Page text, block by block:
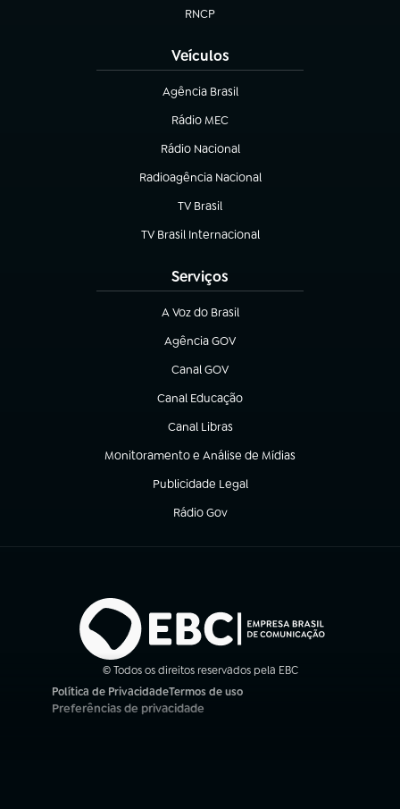
RNCP
(abre em nova aba)
Veículos
Agência Brasil
(abre em nova aba)
Rádio MEC
Rádio Nacional
(abre em nova aba)
Radioagência Nacional
(abre em nova aba)
TV Brasil
(abre em nova aba)
TV Brasil Internacional
(abre em nova aba)
Serviços
A Voz do Brasil
(abre em nova aba)
Agência GOV
(abre em nova aba)
Canal GOV
(abre em nova aba)
Canal Educação
(abre em nova aba)
Canal Libras
(abre em nova aba)
Monitoramento e Análise de Mídias
(abre em nova aba)
Publicidade Legal
(abre em nova aba)
Rádio Gov
(abre em nova aba)
© Todos os direitos reservados pela EBC
Política de Privacidade
(abre em nova aba)
Termos de uso
(abre em nova aba)
Preferências de privacidade